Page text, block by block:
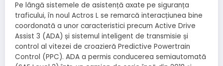
Pe lângă sistemele de asistență axate pe siguranța
traficului, în noul Actros L se remarcă interacțiunea bine
coordonată a unor caracteristici precum Active Drive
Assist 3 (ADA) și sistemul inteligent de transmisie și
control al vitezei de croazieră Predictive Powertrain
Control (PPC). ADA a permis conducerea semiautomată